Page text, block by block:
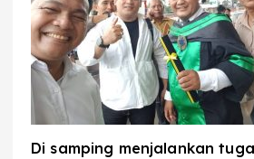
Di samping menjalankan